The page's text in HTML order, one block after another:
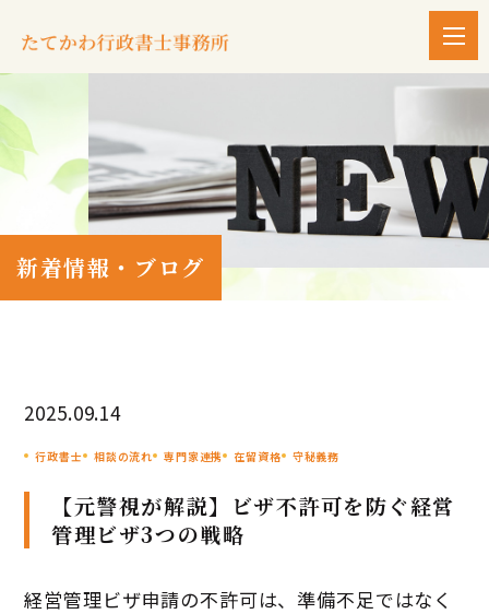
新着情報・ブログ
2025.09.14
行政書士 相談の流れ 専門家連携 在留資格 守秘義務
【元警視が解説】ビザ不許可を防ぐ経営
管理ビザ3つの戦略
経営管理ビザ申請の不許可は、準備不足ではなく